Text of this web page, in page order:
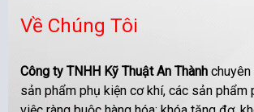
Về Chúng Tôi
Công ty TNHH Kỹ Thuật An Thành
sản phẩm phụ kiện cơ khí, các sản phẩm